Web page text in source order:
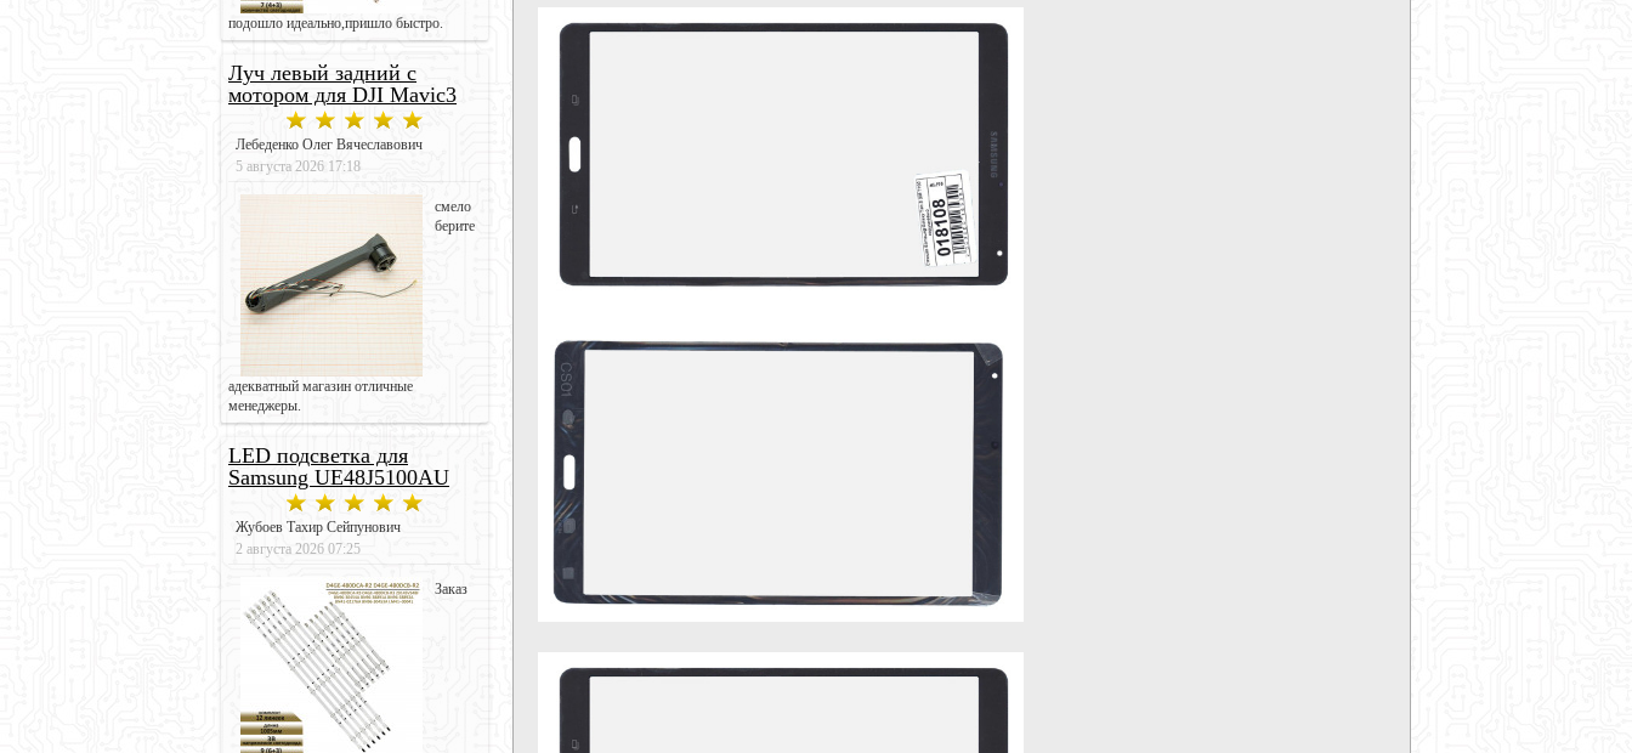
подошло идеально,пришло быстро.
Луч левый задний с
мотором для DJI Mavic3
Лебеденко Олег Вячеславович
5 августа 2026 17:18
смело
берите
адекватный магазин отличные
менеджеры.
LED подсветка для
Samsung UE48J5100AU
Жубоев Тахир Сейпунович
2 августа 2026 07:25
Заказ